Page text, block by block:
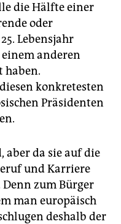
die Hälfte einer
oder
Lebensjahr
anderen
haben.
konkretesten
Präsidenten
aber da sie auf die
und Karriere
zum Bürger
man europäisch
deshalb der